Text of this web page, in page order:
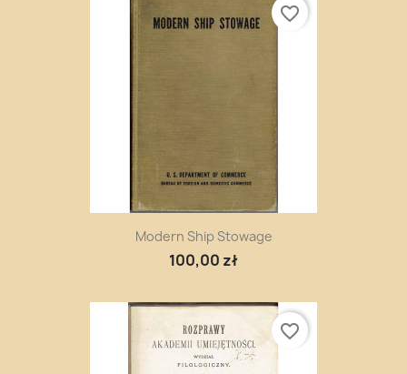
Modern Ship Stowage
100,00 zł
favorite_border
favorite_border